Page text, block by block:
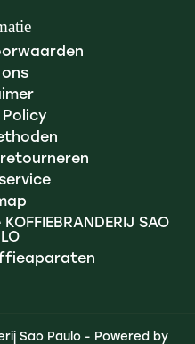
ons
Policy
SAO
Sao Paulo - Powered by